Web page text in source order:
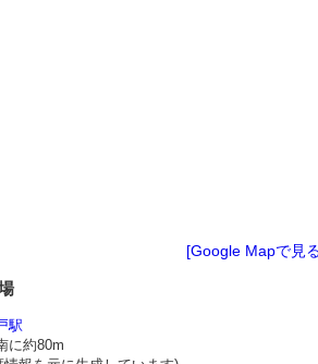
[Google Mapで見
駅
に約80m